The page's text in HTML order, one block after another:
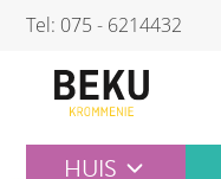
Skip
content
Tel: 075 - 6214432
HUIS